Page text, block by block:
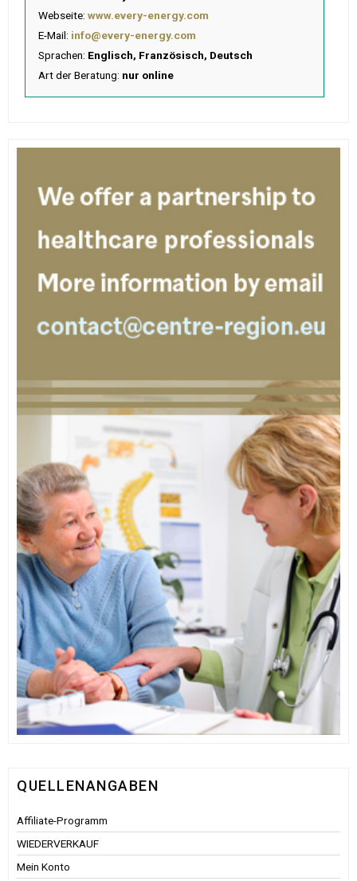
Webseite: www.every-energy.com
E-Mail: info@every-energy.com
Sprachen: Englisch, Französisch, Deutsch
Art der Beratung: nur online
QUELLENANGABEN
Affiliate-Programm
WIEDERVERKAUF
Mein Konto